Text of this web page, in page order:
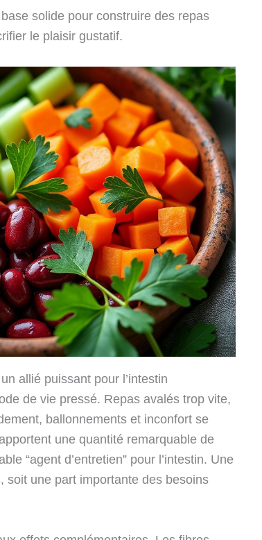
solide pour construire des repas
le plaisir gustatif.
allié puissant pour l’intestin
de vie pressé. Repas avalés trop vite,
ballonnements et inconfort se
une quantité remarquable de
“agent d’entretien” pour l’intestin. Une
soit une part importante des besoins